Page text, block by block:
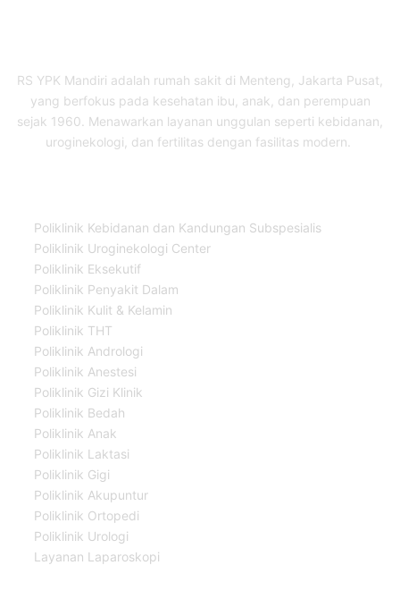
RS YPK Mandiri adalah rumah sakit di Menteng, Jakarta Pusat,
yang berfokus pada kesehatan ibu, anak, dan perempuan
sejak 1960. Menawarkan layanan unggulan seperti kebidanan,
uroginekologi, dan fertilitas dengan fasilitas modern.
Poliklinik Kebidanan dan Kandungan Subspesialis
Poliklinik Uroginekologi Center
Poliklinik Eksekutif
Poliklinik Penyakit Dalam
Poliklinik Kulit & Kelamin
Poliklinik THT
Poliklinik Andrologi
Poliklinik Anestesi
Poliklinik Gizi Klinik
Poliklinik Bedah
Poliklinik Anak
Poliklinik Laktasi
Poliklinik Gigi
Poliklinik Akupuntur
Poliklinik Ortopedi
Poliklinik Urologi
Layanan Laparoskopi